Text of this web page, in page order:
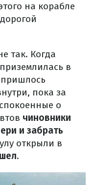
на корабле
так. Когда
в
пришлось
пока за
о
чиновники
и забрать
открыли в
.